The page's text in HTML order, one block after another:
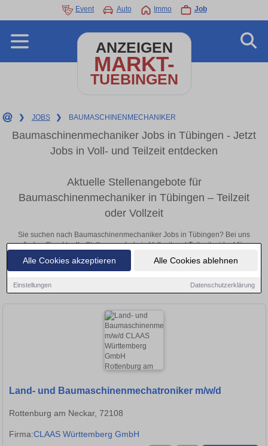
Alle Cookies akzeptieren Alle Cookies ablehnen
Einstellungen Datenschutzerklärung
Event Auto Immo Job
ANZEIGEN
MARKT-
TUEBINGEN
❯ JOBS ❯ BAUMASCHINENMECHANIKER
Baumaschinenmechaniker Jobs in Tübingen - Jetzt
Jobs in Voll- und Teilzeit entdecken
Aktuelle Stellenangebote für
Baumaschinenmechaniker in Tübingen – Teilzeit
oder Vollzeit
Sie suchen nach Baumaschinenmechaniker Jobs in Tübingen? Bei uns
finden Sie aktuelle Stellenangebote in Vollzeit und Teilzeit – ideal für
Büro, vor Ort oder remote: Entdecken Sie jetzt neue Chancen in Ihrer
Baumaschinenmechaniker-Stellen in Tübingen!
Land- und Baumaschinenmechatroniker m/w/d
Rottenburg am Neckar, 72108
Firma:CLAAS Württemberg GmbH